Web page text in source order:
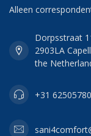
Alleen
Dorpsstraat
2903LA
the
+31